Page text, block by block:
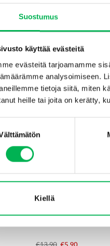
Suostumus
käyttää evästeitä
evästeitä tarjoamamme
analysoimiseen.
tietoja siitä, miten
heille tai joita on kerätty,
Kiellä
Ampiais- ja hyönteisansa